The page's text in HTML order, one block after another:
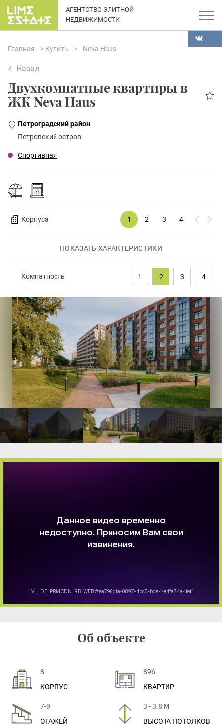
АГЕНТСТВО ЭЛИТНОЙ
НЕДВИЖИМОСТИ
О компании
Элитная недвижимость в
премиум-класса
Сдать
Закрытые продажи
Главная > Купить > Neva Haus
Назад
Двухкомнатные квартиры в
ЖК Neva Haus
Петроградский район
Петровский остров
Спортивная
Корпуса 1 2 3 4 5
ПОКАЗАТЬ ХАРАКТЕРИСТИКИ
Комнатность 1 2 3 4
Об объекте
8
КОРПУС
896
КВАРТИР
7-9
ЭТАЖЕЙ
3 - 3.8 М
ВЫСОТА ПОТОЛКОВ